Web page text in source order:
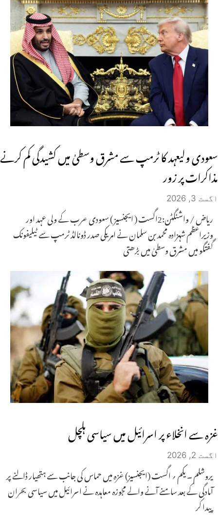
سعودی ولیعہد کا ٹرمپ سے مشرق وسطیٰ میں کشیدگی کم کرنے
مذاکرات پر زور
اگست 3, 2026
ریاض / واشنگٹن:2اگست ( ایجنسیز ) سعودی عرب کے ولی عہد اور
وزیراعظم شہزادہ محمد بن سلمان نے امریکی صدر ڈونالڈ ٹرمپ سے ٹیلیفونک
گفتگو میں مشرق وسطیٰ میں بڑھتی
غزہ سے انخلاء پر اسرائیل میں سیاسی ہلچل
اگست 2, 2026
یروشلم ۔ یکم ؍ اگست (ایجنسیز) غزہ میں حماس کی جانب سے ہتھیار ڈالنے پر
آمادگی کے بعد سامنے آنے والے مجوزہ معاہدہ نے اسرائیل میں سیاسی بحران
پیدا کر